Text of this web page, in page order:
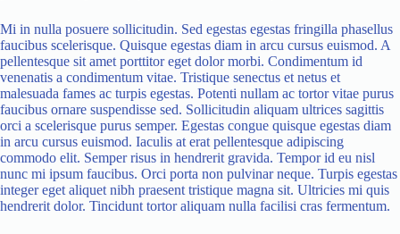
Mi in nulla posuere sollicitudin. Sed egestas egestas fringilla phasellus
faucibus scelerisque. Quisque egestas diam in arcu cursus euismod. A
pellentesque sit amet porttitor eget dolor morbi. Condimentum id
venenatis a condimentum vitae. Tristique senectus et netus et
malesuada fames ac turpis egestas. Potenti nullam ac tortor vitae purus
faucibus ornare suspendisse sed. Sollicitudin aliquam ultrices sagittis
orci a scelerisque purus semper. Egestas congue quisque egestas diam
in arcu cursus euismod. Iaculis at erat pellentesque adipiscing
commodo elit. Semper risus in hendrerit gravida. Tempor id eu nisl
nunc mi ipsum faucibus. Orci porta non pulvinar neque. Turpis egestas
integer eget aliquet nibh praesent tristique magna sit. Ultricies mi quis
hendrerit dolor. Tincidunt tortor aliquam nulla facilisi cras fermentum.